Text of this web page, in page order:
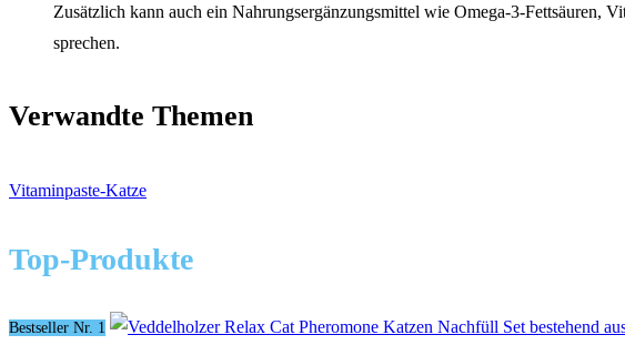
Zusätzlich kann auch ein Nahrungsergänzungsmittel wie Omega-3-Fettsäuren,
sprechen.
Verwandte Themen
Vitaminpaste-Katze
Top-Produkte
Bestseller Nr. 1